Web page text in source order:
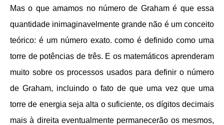
Mas o que amamos no número de Graham é que essa
quantidade inimaginavelmente grande não é um conceito
teórico: é um número exato. como é definido como uma
torre de potências de três. E os matemáticos aprenderam
muito sobre os processos usados ​​para definir o número
de Graham, incluindo o fato de que uma vez que uma
torre de energia seja alta o suficiente, os dígitos decimais
mais à direita eventualmente permanecerão os mesmos,